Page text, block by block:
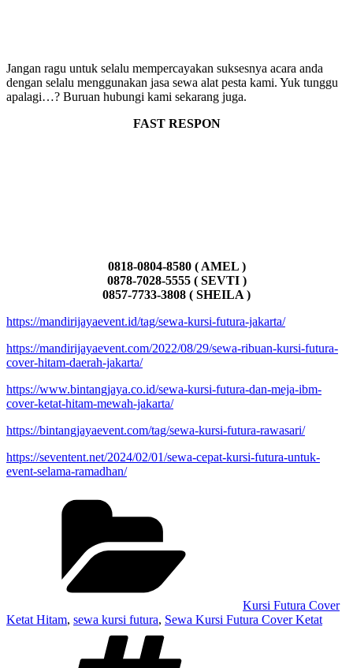
Jangan ragu untuk selalu mempercayakan suksesnya acara anda
dengan selalu menggunakan jasa sewa alat pesta kami. Yuk tunggu
apalagi…? Buruan hubungi kami sekarang juga.
FAST RESPON
0818-0804-8580 ( AMEL )
0878-7028-5555 ( SEVTI )
0857-7733-3808 ( SHEILA )
https://mandirijayaevent.id/tag/sewa-kursi-futura-jakarta/
https://mandirijayaevent.com/2022/08/29/sewa-ribuan-kursi-futura-
cover-hitam-daerah-jakarta/
https://www.bintangjaya.co.id/sewa-kursi-futura-dan-meja-ibm-
cover-ketat-hitam-mewah-jakarta/
https://bintangjayaevent.com/tag/sewa-kursi-futura-rawasari/
https://seventent.net/2024/02/01/sewa-cepat-kursi-futura-untuk-
event-selama-ramadhan/
Kursi Futura Cover
Ketat Hitam, sewa kursi futura, Sewa Kursi Futura Cover Ketat